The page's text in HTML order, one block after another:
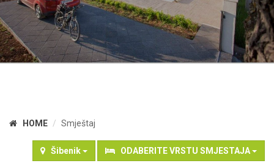
HOME Smještaj
Šibenik ODABERITE VRSTU SMJESTAJA